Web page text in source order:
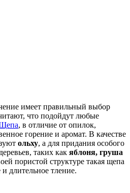
имеет правильный выбор
что подойдут любые
, в отличие от опилок,
горение и аромат. В качестве
ольху, а для придания особого
таких как яблоня, груша
пористой структуре такая щепа
длительное тление.